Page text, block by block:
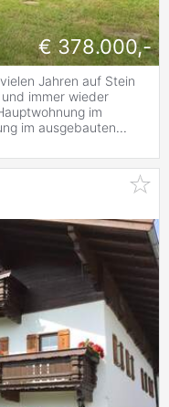
€ 378.000,-
Jahren auf Stein
immer wieder
im
im ausgebauten...